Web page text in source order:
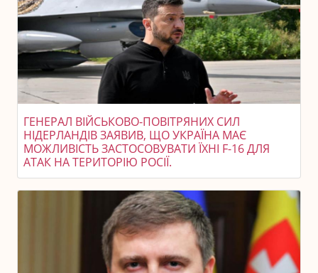
ГЕНЕРАЛ ВІЙСЬКОВО-ПОВІТРЯНИХ СИЛ
НІДЕРЛАНДІВ ЗАЯВИВ, ЩО УКРАЇНА МАЄ
МОЖЛИВІСТЬ ЗАСТОСОВУВАТИ ЇХНІ F-16 ДЛЯ
АТАК НА ТЕРИТОРІЮ РОСІЇ.